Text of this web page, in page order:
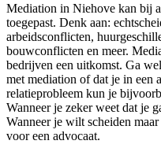
Mediation in Niehove kan bij
toegepast. Denk aan:
arbeidsconflicten,
bouwconflicten en meer.
bedrijven een uitkomst. Ga
met mediation of dat je in een
relatieprobleem kun je
Wanneer je zeker weet dat je
Wanneer je wilt scheiden
voor een advocaat.